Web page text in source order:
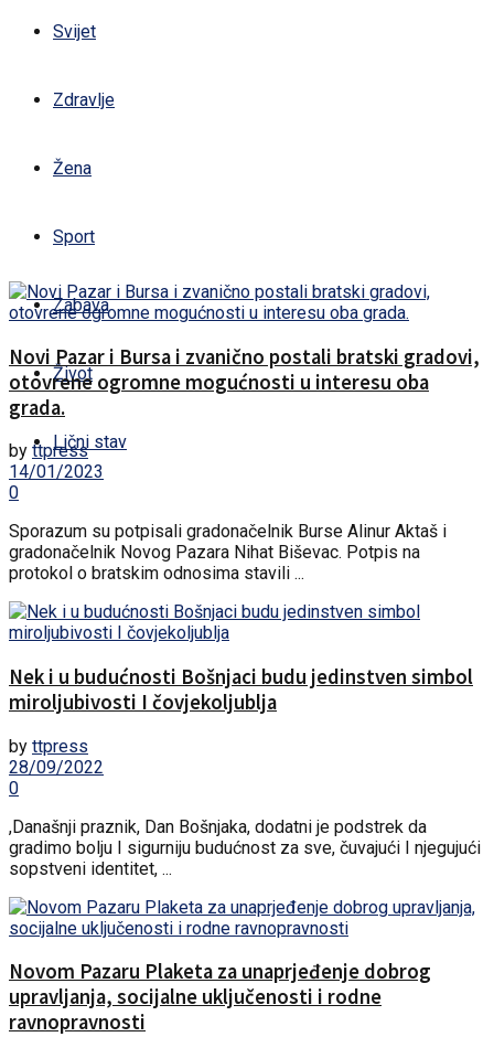
Svijet
Zdravlje
Žena
Sport
Zabava
Život
Lični stav
Novi Pazar i Bursa i zvanično postali bratski gradovi,
otovrene ogromne mogućnosti u interesu oba
grada.
by ttpress
14/01/2023
0
Sporazum su potpisali gradonačelnik Burse Alinur Aktaš i
gradonačelnik Novog Pazara Nihat Biševac. Potpis na
protokol o bratskim odnosima stavili ...
Nek i u budućnosti Bošnjaci budu jedinstven simbol
miroljubivosti I čovjekoljublja
by ttpress
28/09/2022
0
,Današnji praznik, Dan Bošnjaka, dodatni je podstrek da
gradimo bolju I sigurniju budućnost za sve, čuvajući I njegujući
sopstveni identitet, ...
Novom Pazaru Plaketa za unaprjeđenje dobrog
upravljanja, socijalne uključenosti i rodne
ravnopravnosti